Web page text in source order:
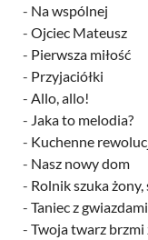
- Na wspólnej
- Ojciec Mateusz
- Pierwsza miłość
- Przyjaciółki
- Allo, allo!
- Jaka to melodia?
- Kuchenne
- Nasz nowy dom
- Rolnik szuka żony,
- Taniec z gwiazdami
- Twoja twarz brzmi